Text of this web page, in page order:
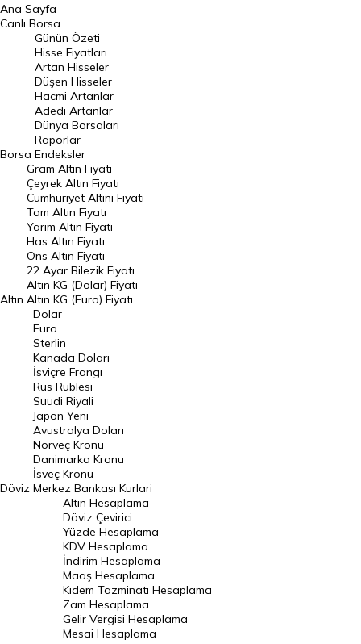
BIST 100 Hisseleri
En Çok Artan Hisseler
En Çok Düşen Hisseler
Hacmi Artanlar
Geçmiş Kapanışlar
Dünya Borsaları
Raporlar
Endeksler
DÖVİZ
Döviz Kuru
Dolar Kuru
Euro Kuru
Pound Kuru
Frank Kuru
Riyal Kuru
Avustralya Doları
Danimarka Kronu Kuru
Kanada Doları Kuru
Norveç Kronu Kuru
İsveç Kronu Kuru
Japon Yeni Kuru
Serbest Piyasa Döviz Kurları
Merkez Bankası Döviz Kurları
Ana Sayfa
Canlı Borsa
Borsa
Günün Özeti
Hisse Fiyatları
Artan Hisseler
Düşen Hisseler
Hacmi Artanlar
Adedi Artanlar
Dünya Borsaları
Raporlar
Endeksler
Altın
Gram Altın Fiyatı
Çeyrek Altın Fiyatı
Cumhuriyet Altını Fiyatı
Tam Altın Fiyatı
Yarım Altın Fiyatı
Has Altın Fiyatı
Ons Altın Fiyatı
22 Ayar Bilezik Fiyatı
Altın KG (Dolar) Fiyatı
Altın KG (Euro) Fiyatı
Döviz
Dolar
Euro
Sterlin
Kanada Doları
İsviçre Frangı
Rus Rublesi
Suudi Riyali
Japon Yeni
Avustralya Doları
Norveç Kronu
Danimarka Kronu
İsveç Kronu
Merkez Bankası Kurlari
Altın Hesaplama
Döviz Çevirici
Yüzde Hesaplama
KDV Hesaplama
İndirim Hesaplama
Maaş Hesaplama
Kıdem Tazminatı Hesaplama
Zam Hesaplama
Gelir Vergisi Hesaplama
Mesai Hesaplama